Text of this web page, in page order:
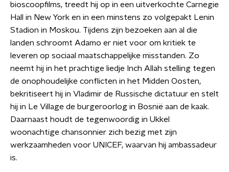
bioscoopfilms, treedt hij op in een uitverkochte Carnegie
Hall in New York en in een minstens zo volgepakt Lenin
Stadion in Moskou. Tijdens zijn bezoeken aan al die
landen schroomt Adamo er niet voor om kritiek te
leveren op sociaal maatschappelijke misstanden. Zo
neemt hij in het prachtige liedje Inch Allah stelling tegen
de onophoudelijke conflicten in het Midden Oosten,
bekritiseert hij in Vladimir de Russische dictatuur en stelt
hij in Le Village de burgeroorlog in Bosnië aan de kaak.
Daarnaast houdt de tegenwoordig in Ukkel
woonachtige chansonnier zich bezig met zijn
werkzaamheden voor UNICEF, waarvan hij ambassadeur
is.